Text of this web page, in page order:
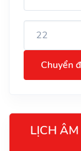
Chuyển
LỊCH